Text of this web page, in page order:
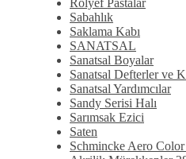
Sabahlık
Saklama Kabı
SANATSAL
Sanatsal Boyalar
Sanatsal Defterler ve
Sanatsal Yardımcılar
Sandy Serisi Halı
Sarımsak Ezici
Saten
Schmincke Aero